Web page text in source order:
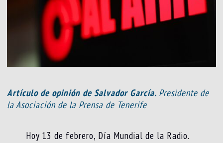
Artículo de opinión de Salvador García. Presidente de
la Asociación de la Prensa de Tenerife
Hoy 13 de febrero, Día Mundial de la Radio.